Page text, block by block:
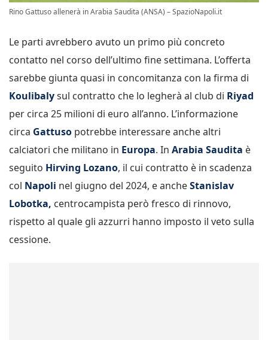
Rino Gattuso allenerà in Arabia Saudita (ANSA) – SpazioNapoli.it
Le parti avrebbero avuto un primo più concreto
contatto nel corso dell’ultimo fine settimana. L’offerta
sarebbe giunta quasi in concomitanza con la firma di
Koulibalysul contratto che lo legherà al club di Riyad
per circa 25 milioni di euro all’anno. L’informazione
circa Gattuso potrebbe interessare anche altri
calciatori che militano in Europa. In Arabia Saudita è
seguito Hirving Lozano, il cui contratto è in scadenza
col Napoli nel giugno del 2024, e ancheStanislav
Lobotka, centrocampista però fresco di rinnovo,
rispetto al quale gli azzurri hanno imposto il veto sulla
cessione.